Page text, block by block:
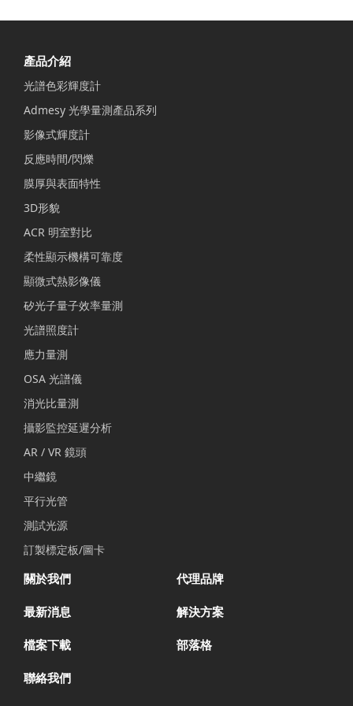
產品介紹
光譜色彩輝度計
Admesy 光學量測產品系列
影像式輝度計
反應時間/閃爍
膜厚與表面特性
3D形貌
ACR 明室對比
柔性顯示機構可靠度
顯微式熱影像儀
矽光子量子效率量測
光譜照度計
應力量測
OSA 光譜儀
消光比量測
攝影監控延遲分析
AR / VR 鏡頭
中繼鏡
平行光管
測試光源
訂製標定板/圖卡
關於我們 代理品牌
最新消息 解決方案
檔案下載 部落格
聯絡我們